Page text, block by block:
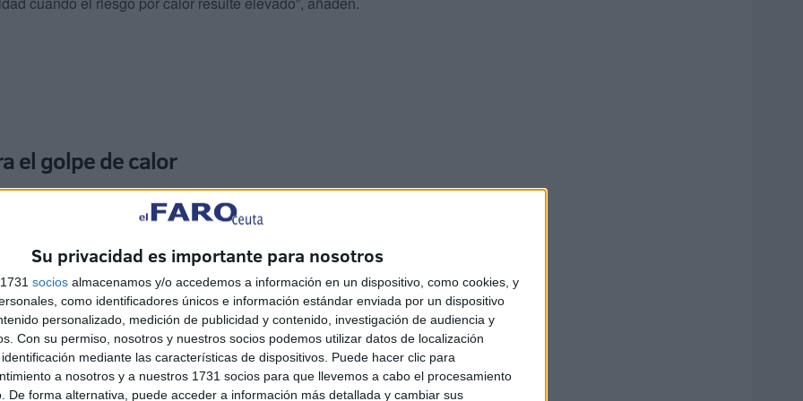
Su privacidad es importante para nosotros
socios almacenamos y/o accedemos a información en un dispositivo, como cookies, y
como identificadores únicos e información estándar enviada por un dispositivo
personalizado, medición de publicidad y contenido, investigación de audiencia y
Con su permiso, nosotros y nuestros socios podemos utilizar datos de localización
mediante las características de dispositivos. Puede hacer clic para
a nosotros y a nuestros 1731 socios para que llevemos a cabo el procesamiento
De forma alternativa, puede acceder a información más detallada y cambiar sus
el golpe de calor
la empresa tiene la obligación deevaluar el riesgo,
de exposición y proteger de manera efectiva la
o suspender la actividad cuando lascondiciones
e inminente que no pueda neutralizarse con otras